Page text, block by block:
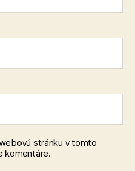
stránku v tomto
komentáre.